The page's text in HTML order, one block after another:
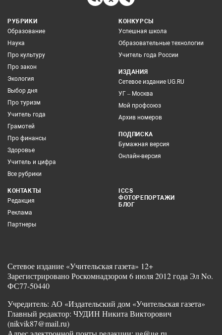
РУБРИКИ
Образование
Наука
Про культуру
Про закон
Экология
Выбор дня
Про туризм
Учитель года
Грамотей
Про финансы
Здоровье
Учитель и цифра
Все рубрики
КОНКУРСЫ
Успешная школа
Образовательные технологии
Учитель года России
ИЗДАНИЯ
Сетевое издание UG.RU
УГ – Москва
Мой профсоюз
Архив номеров
ПОДПИСКА
Бумажная версия
Онлайн-версия
КОНТАКТЫ
Редакция
Реклама
Партнеры
ICCS
ФОТОРЕПОРТАЖИ
БЛОГ
Сетевое издание «Учительская газета» 12+
Зарегистрировано Роскомнадзором 6 июля 2012 года Эл No.
ФС77-50440
Учредитель: АО «Издательский дом «Учительская газета»
Главный редактор: ЧУДИН Никита Викторович
(nikvik87@mail.ru)